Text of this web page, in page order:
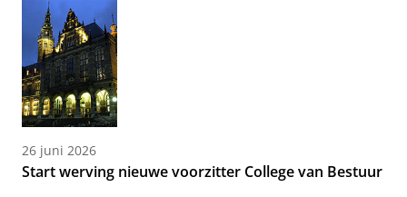
26 juni 2026
Start werving nieuwe voorzitter College van Bestuur